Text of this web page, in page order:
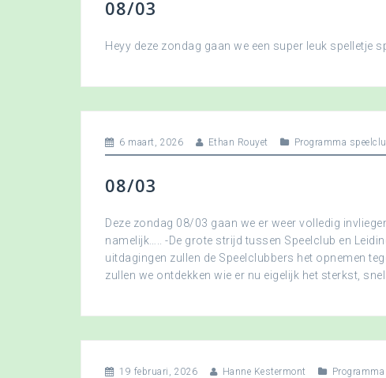
08/03
Heyy deze zondag gaan we een super leuk spelletje
6 maart, 2026 Ethan Rouyet Programma
08/03
Deze zondag 08/03 gaan we er weer volledig
namelijk….. -De grote strijd tussen Speelclub en
uitdagingen zullen de Speelclubbers het opnemen
zullen we ontdekken wie er nu eigelijk het sterkst,
19 februari, 2026 Hanne Kestermont